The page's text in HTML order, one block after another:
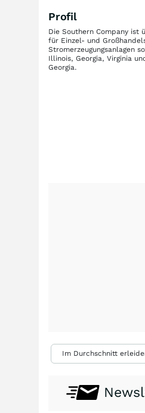
Profil
Die Southern Company ist
für Einzel- und
Stromerzeugungsanlagen
Illinois, Georgia, Virginia
Georgia.
Im Durchschnitt